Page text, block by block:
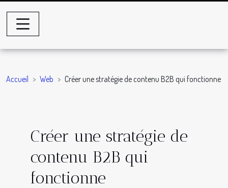
Accueil Web Créer une stratégie de contenu B2B qui fonctionne
Créer une stratégie de
contenu B2B qui
fonctionne